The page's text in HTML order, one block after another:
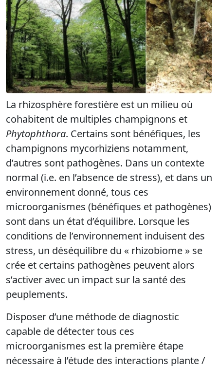
La rhizosphère forestière est un milieu où
cohabitent de multiples champignons et
Phytophthora. Certains sont bénéfiques, les
champignons mycorhiziens notamment,
d’autres sont pathogènes. Dans un contexte
normal (i.e. en l’absence de stress), et dans un
environnement donné, tous ces
microorganismes (bénéfiques et pathogènes)
sont dans un état d’équilibre. Lorsque les
conditions de l’environnement induisent des
stress, un déséquilibre du « rhizobiome » se
crée et certains pathogènes peuvent alors
s’activer avec un impact sur la santé des
peuplements.
Disposer d’une méthode de diagnostic
capable de détecter tous ces
microorganismes est la première étape
nécessaire à l’étude des interactions plante /